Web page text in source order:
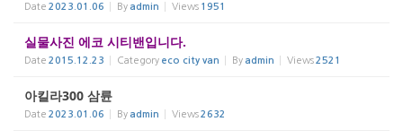
Date 2023.01.06 By admin Views 1951
실물사진 에코 시티밴입니다.
Date 2015.12.23 Category eco city van By admin Views2521
아킬라300 삼륜
Date 2023.01.06 By admin Views2632